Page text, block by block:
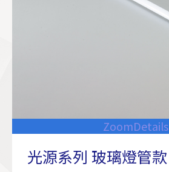
ZoomDetails
光源系列 玻璃燈管款